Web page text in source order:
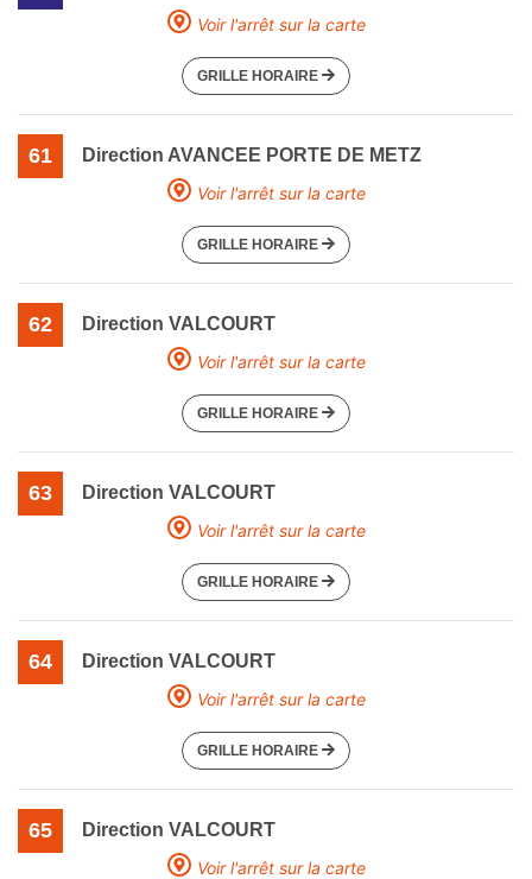
Voir l'arrêt sur la carte
GRILLE HORAIRE
61
Direction AVANCEE PORTE DE METZ
Voir l'arrêt sur la carte
GRILLE HORAIRE
62
Direction VALCOURT
Voir l'arrêt sur la carte
GRILLE HORAIRE
63
Direction VALCOURT
Voir l'arrêt sur la carte
GRILLE HORAIRE
64
Direction VALCOURT
Voir l'arrêt sur la carte
GRILLE HORAIRE
65
Direction VALCOURT
Voir l'arrêt sur la carte